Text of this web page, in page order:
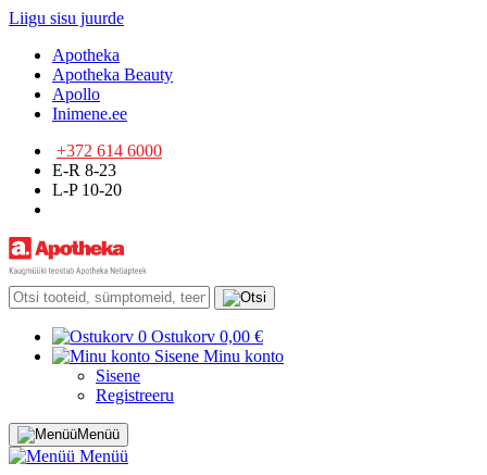
Liigu sisu juurde
Apotheka
Apotheka Beauty
Apollo
Inimene.ee
+372 614 6000
E-R 8-23
L-P 10-20
0 Ostukorv 0,00 €
Sisene Minu konto
Sisene
Registreeru
Menüü
Menüü